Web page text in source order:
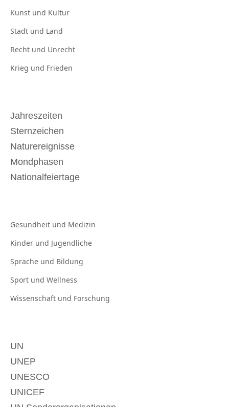
Kunst und Kultur
Stadt und Land
Recht und Unrecht
Krieg und Frieden
Jahreszeiten
Sternzeichen
Naturereignisse
Mondphasen
Nationalfeiertage
Gesundheit und Medizin
Kinder und Jugendliche
Sprache und Bildung
Sport und Wellness
Wissenschaft und Forschung
UN
UNEP
UNESCO
UNICEF